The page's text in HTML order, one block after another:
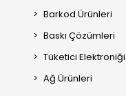
Barkod Ürünleri
Baskı Çözümleri
Tüketici Elektroniği
Ağ Ürünleri